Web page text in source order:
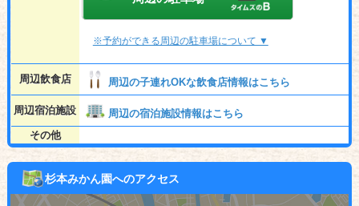
※予約ができる周辺の駐車場について ▼
周辺飲食店 周辺の子連れOKな飲食店情報はこちら
周辺宿泊施設
周辺の宿泊施設情報はこちら
その他
杉本みかん園へのアクセス